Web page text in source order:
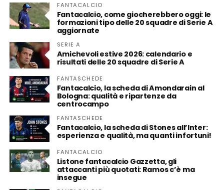
FANTACALCIO
Fantacalcio, come giocherebbero oggi: le
formazioni tipo delle 20 squadre di Serie A
aggiornate
SERIE A
Amichevoli estive 2026: calendario e
risultati delle 20 squadre di Serie A
FANTASCHEDE
Fantacalcio, la scheda di Amondarain al
Bologna: qualità e ripartenze da
centrocampo
FANTASCHEDE
Fantacalcio, la scheda di Stones all’Inter:
esperienza e qualità, ma quanti infortuni!
FANTACALCIO
Listone fantacalcio Gazzetta, gli
attaccanti più quotati: Ramos c’è ma
insegue